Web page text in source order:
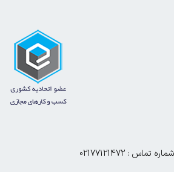
شماره تماس : 02177121472